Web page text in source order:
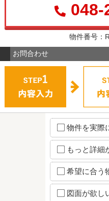
048-
物件番号：
お問合わせ
物件を実際
もっと詳細
希望に合う
図面が欲し